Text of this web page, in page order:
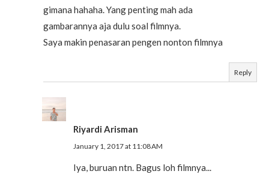
gimana hahaha. Yang penting mah ada
gambarannya aja dulu soal filmnya.
Saya makin penasaran pengen nonton filmnya
Reply
Riyardi Arisman
January 1, 2017 at 11:08 AM
Iya, buruan ntn. Bagus loh filmnya...